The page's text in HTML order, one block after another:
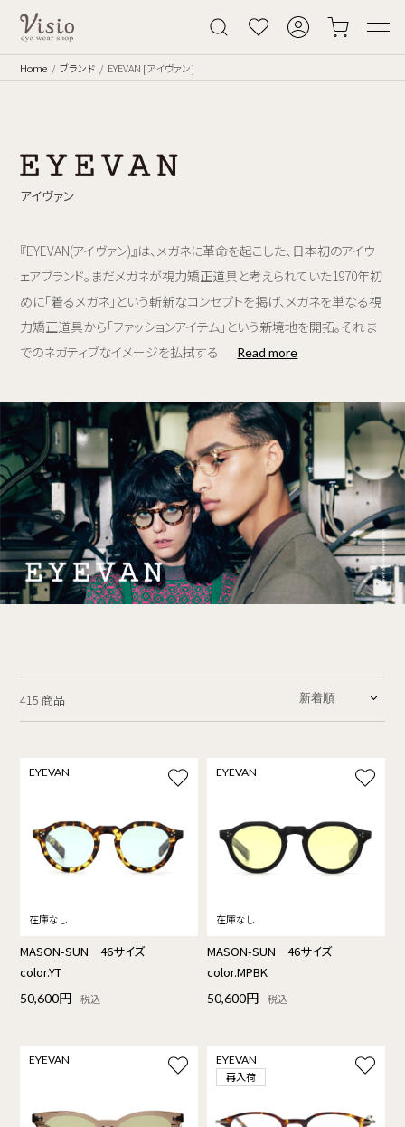
Home ブランド EYEVAN [アイヴァン]
アイヴァン
『EYEVAN(アイヴァン)』は、メガネに革命を起こした、日本初のアイウ
ェアブランド。まだメガネが視力矯正道具と考えられていた1970年初
めに「着るメガネ」という斬新なコンセプトを掲げ、メガネを単なる視
力矯正道具から「ファッションアイテム」という新境地を開拓。それま
でのネガティブなイメージを払拭する
Read more
415 商品
EYEVAN
MASON-SUN 46サイズ
color.YT
50,600円 税込
EYEVAN
MASON-SUN 46サイズ
color.MPBK
50,600円 税込
EYEVAN EYEVAN
再入荷